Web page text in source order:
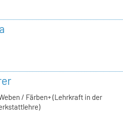
/ Färben+ (Lehrkraft in der